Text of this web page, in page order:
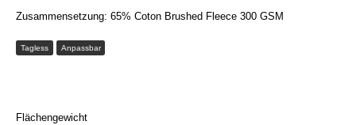
Zusammensetzung: 65% Coton Brushed Fleece 300 GSM
Tagless Anpassbar
Flächengewicht